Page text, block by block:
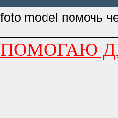
foto model помочь
ПОМОГАЮ